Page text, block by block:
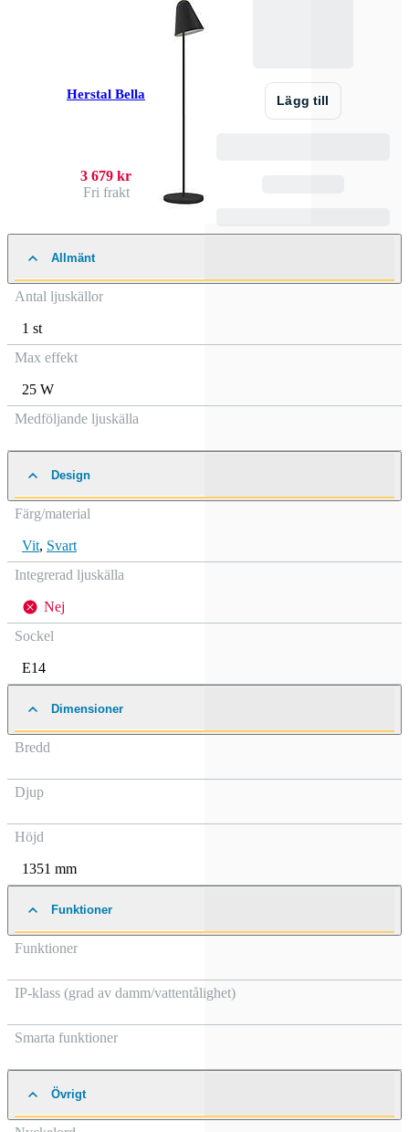
Herstal Bella
3 679 kr
Fri frakt
Lägg till
Allmänt
Antal ljuskällor
1 st
Max effekt
25 W
Medföljande ljuskälla
Design
Färg/material
Vit, Svart
Integrerad ljuskälla
Nej
Sockel
E14
Dimensioner
Bredd
Djup
Höjd
1351 mm
Funktioner
Funktioner
IP-klass (grad av damm/vattentålighet)
Smarta funktioner
Övrigt